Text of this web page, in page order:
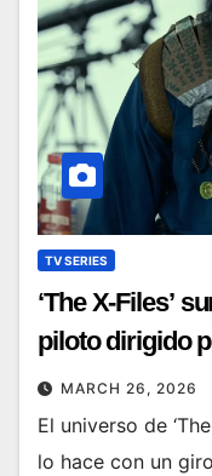
TV SERIES
‘The X-Files’
piloto dirigido
MARCH 26, 2026
El universo de
lo hace con un